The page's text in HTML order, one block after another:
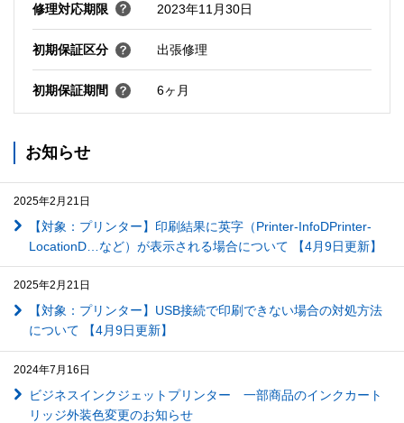
修理対応期限 2023年11月30日
初期保証区分 出張修理
初期保証期間 6ヶ月
お知らせ
2025年2月21日
【対象：プリンター】印刷結果に英字（Printer-InfoDPrinter-
LocationD…など）が表示される場合について 【4月9日更新】
2025年2月21日
【対象：プリンター】USB接続で印刷できない場合の対処方法
について 【4月9日更新】
2024年7月16日
ビジネスインクジェットプリンター 一部商品のインクカート
リッジ外装色変更のお知らせ